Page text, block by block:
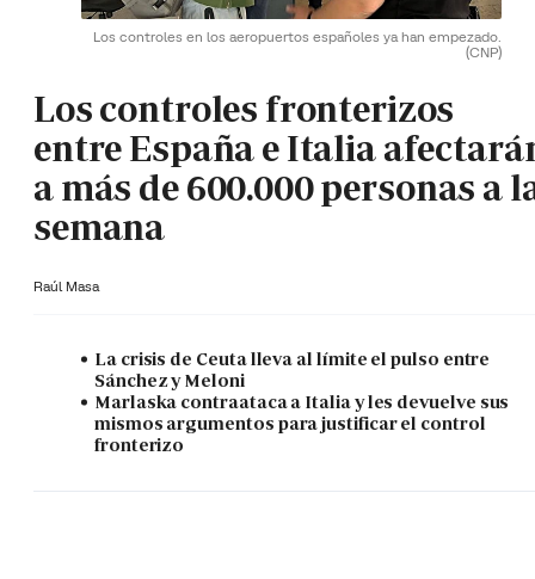
Los controles en los aeropuertos españoles ya han empezado.
(CNP)
Los controles fronterizos
entre España e Italia
a más de 600.000 personas a
semana
Raúl Masa
La crisis de Ceuta lleva al límite el pulso entre
Sánchez y Meloni
Marlaska contraataca a Italia y les devuelve sus
mismos argumentos para justificar el control
fronterizo